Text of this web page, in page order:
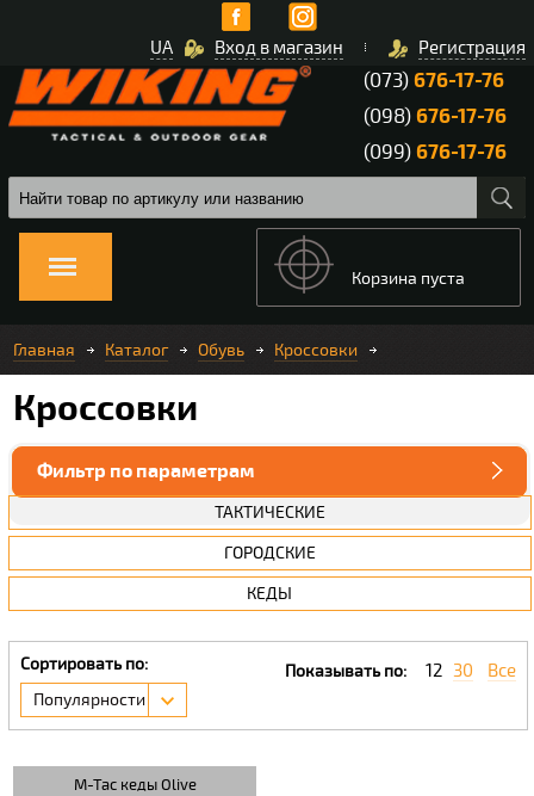
Вход в магазин Регистрация
UA
(073)676-17-76
(098)676-17-76
(099)676-17-76
Корзина пуста
Главная Каталог Обувь Кроссовки
Кроссовки
Фильтр по параметрам
ТАКТИЧЕСКИЕ
ГОРОДСКИЕ
КЕДЫ
Сортировать по:
Популярности
Показывать по: 12 30 Все
M-Tac кеды Olive